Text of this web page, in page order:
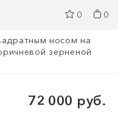
0 0
носом на
зерненой
72 000 руб.